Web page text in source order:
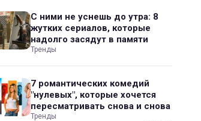
С ними не уснешь до утра: 8
жутких сериалов, которые
надолго засядут в памяти
Тренды
7 романтических комедий
"нулевых", которые хочется
пересматривать снова и снова
Тренды